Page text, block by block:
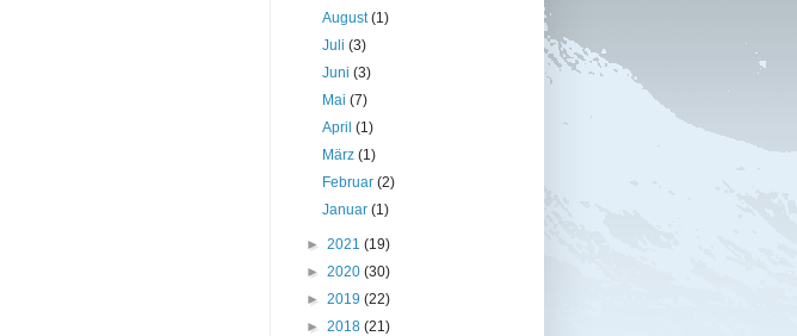
August(1)
Juli(3)
Juni(3)
Mai(7)
April(1)
März(1)
Februar(2)
Januar(1)
► 2021 (19)
► 2020 (30)
► 2019 (22)
► 2018 (21)